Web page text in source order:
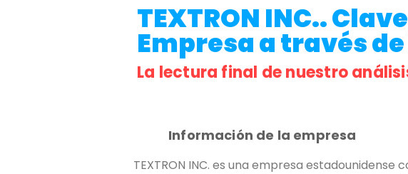
TEXTRON INC..
Empresa a través
La lectura final de nuestro
Información de la empresa
TEXTRON INC. es una empresa